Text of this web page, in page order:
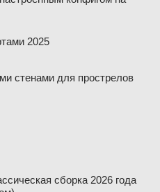
2025
стенами для прострелов
сборка 2026 года